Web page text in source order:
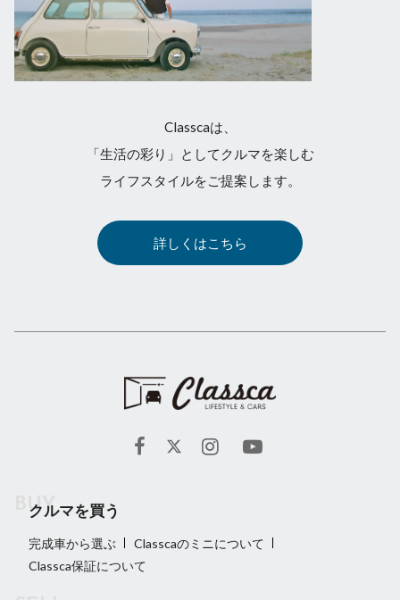
Classcaは、
「生活の彩り」としてクルマを楽しむ
ライフスタイルをご提案します。
詳しくはこちら
クルマを買う
完成車から選ぶ
Classcaのミニについて
Classca保証について